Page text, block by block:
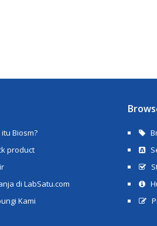
Biosm?
product
di LabSatu.com
Kami